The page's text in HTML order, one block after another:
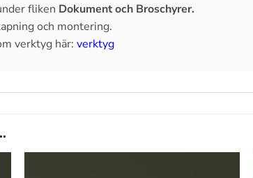
fliken Dokument och Broschyrer.
och montering.
verktyg här: verktyg